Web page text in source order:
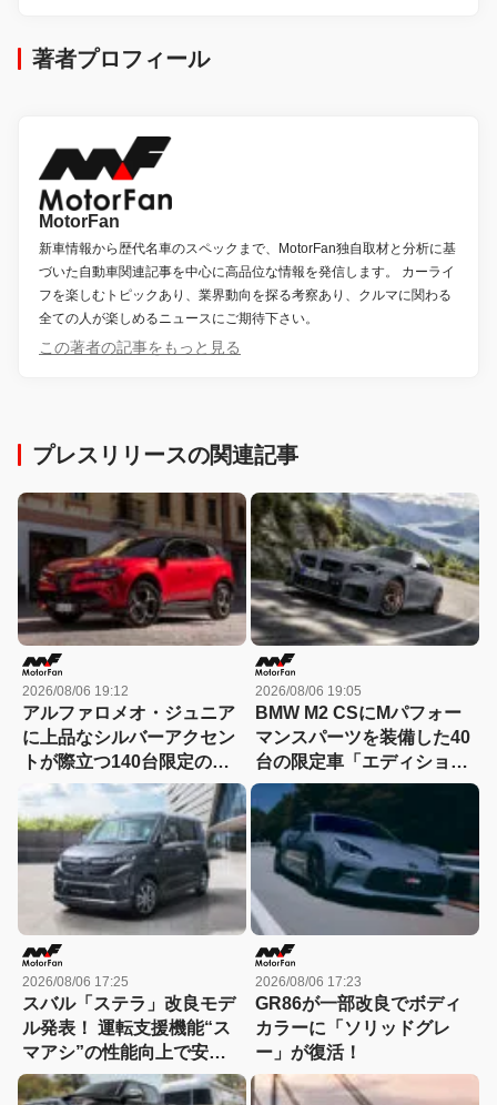
著者プロフィール
MotorFan
新車情報から歴代名車のスペックまで、MotorFan独自取材と分析に基
づいた自動車関連記事を中心に高品位な情報を発信します。 カーライ
フを楽しむトピックあり、業界動向を探る考察あり、クルマに関わる
全ての人が楽しめるニュースにご期待下さい。
この著者の記事をもっと見る
プレスリリースの関連記事
2026/08/06 19:12
アルファロメオ・ジュニア
に上品なシルバーアクセン
トが際立つ140台限定の
「スポルト スペチアーレ」
が登場！
2026/08/06 19:05
BMW M2 CSにMパフォー
マンスパーツを装備した40
台の限定車「エディショ
ン・エッジ」が登場！
2026/08/06 17:25
スバル「ステラ」改良モデ
ル発表！ 運転支援機能“ス
マアシ”の性能向上で安心
感さらにアップ
2026/08/06 17:23
GR86が一部改良でボディ
カラーに「ソリッドグレ
ー」が復活！